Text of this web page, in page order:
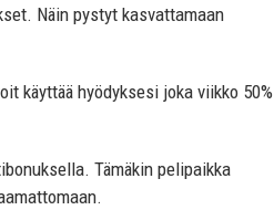
Näin pystyt kasvattamaan
käyttää hyödyksesi joka viikko 50%
Tämäkin pelipaikka